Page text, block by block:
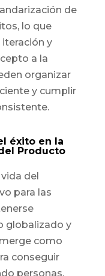
de
lo que
y
a la
organizar
y cumplir
éxito en la
Producto
del
para las
globalizado y
como
conseguir
personas,